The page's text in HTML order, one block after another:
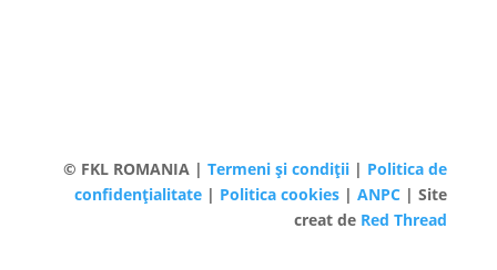
© FKL ROMANIA |Termeni și condiții | Politica de
confidențialitate | Politica cookies |ANPC | Site
creat de Red Thread